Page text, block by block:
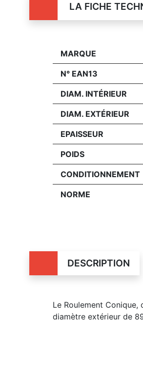
LA FICHE
MARQUE
N° EAN13
DIAM. INTÉRIEUR
DIAM. EXTÉRIEUR
EPAISSEUR
POIDS
CONDITIONNEMENT
NORME
DESCRIPTION
Le Roulement
diamètre extérieur de